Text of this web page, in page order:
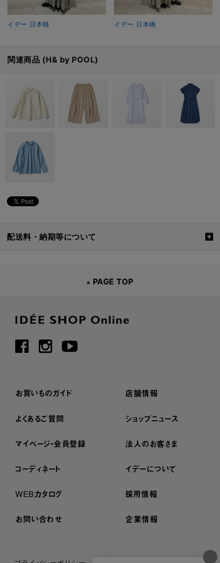
イデー 日本橋 イデー 日本橋
関連商品 (H& by POOL)
配送料・納期等について
PAGE TOP
お買いものガイド
よくあるご質問
マイページ・会員登録
コーディネート
WEBカタログ
お問い合わせ
店舗情報
ショップニュース
法人のお客さま
イデーについて
採用情報
企業情報